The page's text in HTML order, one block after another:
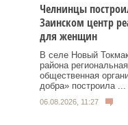
Челнинцы
Заинском центр
для женщин
В селе Новый
района региональная
общественная
добра» построила ...
06.08.2026, 11:27